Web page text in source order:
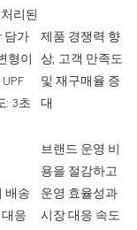
리된
담가
형이
: 3초
제품 경쟁력 향
상, 고객 만족도
및 재구매율 증
대
배송
응
브랜드 운영 비
용을 절감하고
운영 효율성과
시장 대응 속도